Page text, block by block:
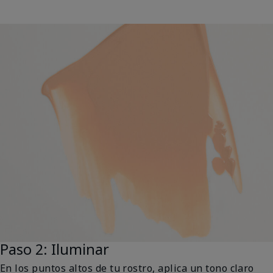
Paso 2: Iluminar
En los puntos altos de tu rostro, aplica un tono claro